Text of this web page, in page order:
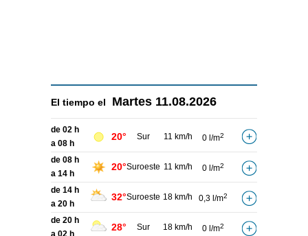
El tiempo el Martes 11.08.2026
de 02 h
a 08 h
20° Sur 11 km/h 0 l/m2
de 08 h
a 14 h
20°Suroeste 11 km/h 0 l/m2
de 14 h
a 20 h
32°Suroeste 18 km/h 0,3 l/m2
de 20 h
28° Sur 18 km/h 0 l/m2